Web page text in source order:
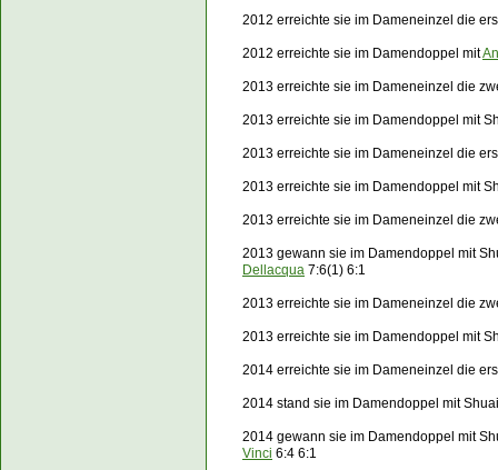
2012 erreichte sie im Dameneinzel die
2012 erreichte sie im Damendoppel mit
2013 erreichte sie im Dameneinzel die
2013 erreichte sie im Damendoppel mit
2013 erreichte sie im Dameneinzel die
2013 erreichte sie im Damendoppel mit
2013 erreichte sie im Dameneinzel die
2013 gewann sie im Damendoppel mit
Dellacqua 7:6(1) 6:1
2013 erreichte sie im Dameneinzel die
2013 erreichte sie im Damendoppel mit
2014 erreichte sie im Dameneinzel die
2014 stand sie im Damendoppel mit
2014 gewann sie im Damendoppel mit
Vinci 6:4 6:1